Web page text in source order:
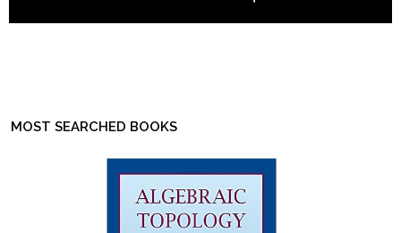
MOST SEARCHED BOOKS